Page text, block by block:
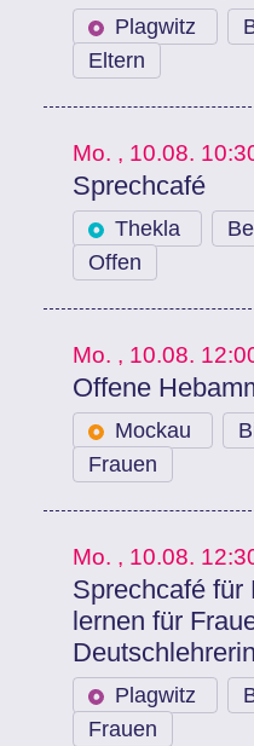
Plagwitz
Eltern
Mo. , 10.08.
Sprechcafé
Thekla
Offen
Mo. , 10.08.
Offene
Mockau
Frauen
Mo. , 10.08.
Sprechcafé für
lernen für
Plagwitz
Frauen